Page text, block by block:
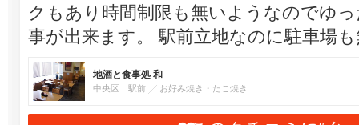
クもあり時間制限も無いようなのでゆ
事が出来ます。 駅前立地なのに駐車場
地酒と食事処 和
中央区 駅前 お好み焼き・たこ焼き